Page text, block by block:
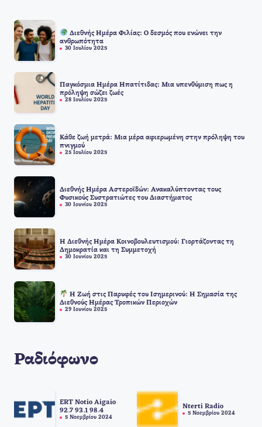
Διεθνής Ημέρα Φιλίας: Ο δεσμός που ενώνει την
ανθρωπότητα
30 Ιουλίου 2025
Παγκόσμια Ημέρα Ηπατίτιδας: Μια υπενθύμιση πως η
πρόληψη σώζει ζωές
28 Ιουλίου 2025
Κάθε ζωή μετρά: Μια μέρα αφιερωμένη στην πρόληψη του
πνιγμού
25 Ιουλίου 2025
Διεθνής Ημέρα Αστεροϊδών: Ανακαλύπτοντας τους
Φυσικούς Συστρατιώτες του Διαστήματος
30 Ιουνίου 2025
Η Διεθνής Ημέρα Κοινοβουλευτισμού: Γιορτάζοντας τη
Δημοκρατία και τη Συμμετοχή
30 Ιουνίου 2025
Η Ζωή στις Παρυφές του Ισημερινού: Η Σημασία της
Διεθνούς Ημέρας Τροπικών Περιοχών
29 Ιουνίου 2025
Ραδιόφωνο
ERT Notio Aigaio
92.7 93.1 98.4
5 Νοεμβρίου 2024
Nterti Radio
5 Νοεμβρίου 2024